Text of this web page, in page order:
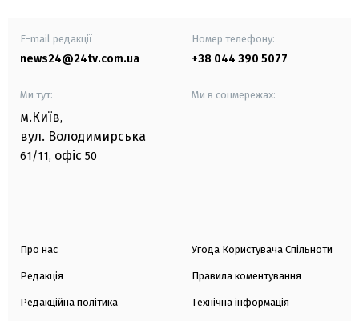
E-mail редакції
news24@24tv.com.ua
Номер телефону:
+38 044 390 5077
Ми тут:
м.Київ,
вул. Володимирська
61/11, офіс 50
Ми в соцмережах:
Про нас
Редакція
Редакційна політика
Угода Користувача Спільноти
Правила коментування
Технічна інформація